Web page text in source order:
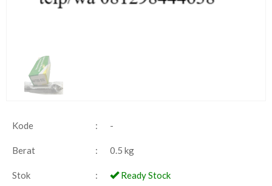
Kode : -
Berat : 0.5 kg
Stok : Ready Stock